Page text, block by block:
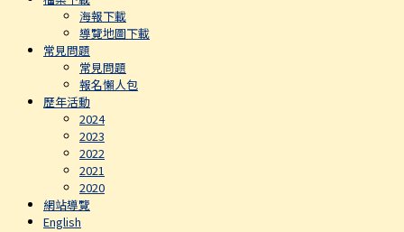
海報下載
導覽地圖下載
常見問題
常見問題
報名懶人包
歷年活動
2024
2023
2022
2021
2020
網站導覽
English